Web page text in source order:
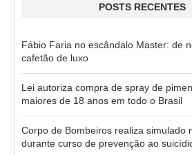
POSTS RECENTES
Fábio Faria no escândalo Master: de
cafetão de luxo
Lei autoriza compra de spray de
maiores de 18 anos em todo o Brasil
Corpo de Bombeiros realiza simulado
durante curso de prevenção ao